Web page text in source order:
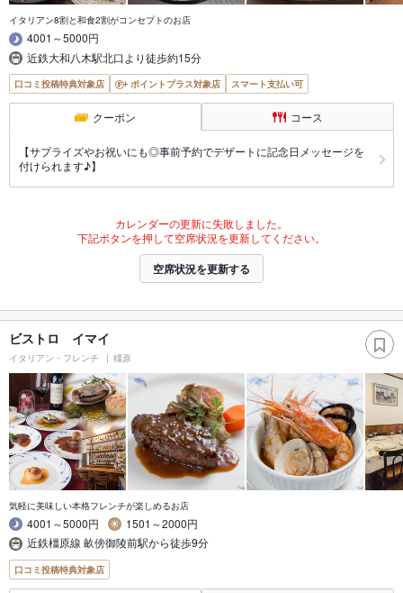
イタリアン8割と和食2割がコンセプトのお店
4001～5000円
近鉄大和八木駅北口より徒歩約15分
口コミ投稿特典対象店 ポイントプラス対象店 スマート支払い可
クーポン コース
【サプライズやお祝いにも◎事前予約でデザートに記念日メッセージを
付けられます♪】
カレンダーの更新に失敗しました。
下記ボタンを押して空席状況を更新してください。
空席状況を更新する
ビストロ イマイ
イタリアン・フレンチ 橿原
気軽に美味しい本格フレンチが楽しめるお店
4001～5000円
1501～2000円
近鉄橿原線 畝傍御陵前駅から徒歩9分
口コミ投稿特典対象店